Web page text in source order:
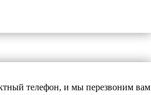
телефон, и мы перезвоним вам